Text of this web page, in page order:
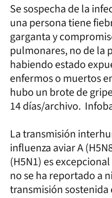
Se sospecha de la
una persona tiene
garganta y
pulmonares, no de la
habiendo estado
enfermos o muertos
hubo un brote de
14 días/archivo.
La transmisión
influenza aviar A
(H5N1) es
no se ha reportado a
transmisión sostenida